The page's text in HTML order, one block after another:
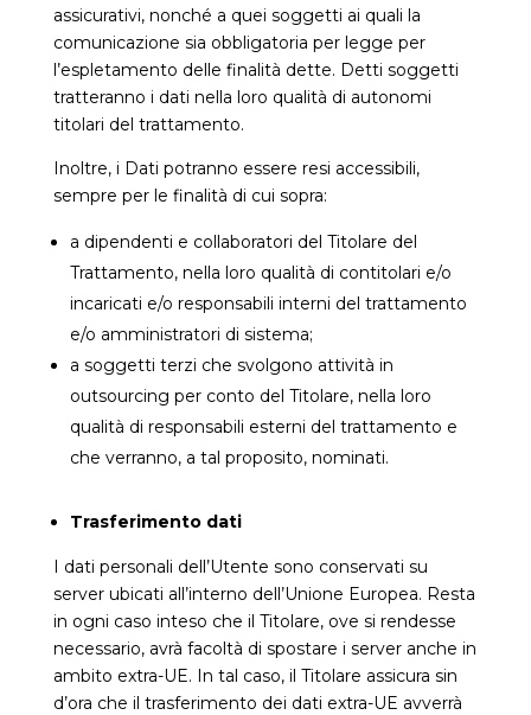
assicurativi, nonché a quei soggetti ai quali la
comunicazione sia obbligatoria per legge per
l’espletamento delle finalità dette. Detti soggetti
tratteranno i dati nella loro qualità di autonomi
titolari del trattamento.
Inoltre, i Dati potranno essere resi accessibili,
sempre per le finalità di cui sopra:
a dipendenti e collaboratori del Titolare del
Trattamento, nella loro qualità di contitolari e/o
incaricati e/o responsabili interni del trattamento
e/o amministratori di sistema;
a soggetti terzi che svolgono attività in
outsourcing per conto del Titolare, nella loro
qualità di responsabili esterni del trattamento e
che verranno, a tal proposito, nominati.
Trasferimento dati
I dati personali dell’Utente sono conservati su
server ubicati all’interno dell’Unione Europea. Resta
in ogni caso inteso che il Titolare, ove si rendesse
necessario, avrà facoltà di spostare i server anche in
ambito extra-UE. In tal caso, il Titolare assicura sin
d’ora che il trasferimento dei dati extra-UE avverrà